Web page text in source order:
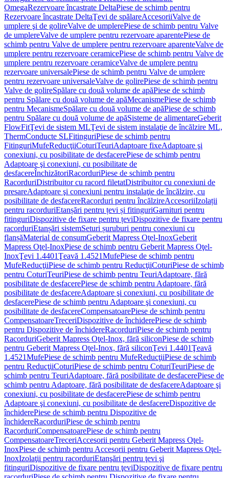
OmegaRezervoare încastrate DeltaPiese de schimb pentru
Rezervoare încastrate DeltaŢevi de spălareAccesoriiValve de
umplere şi de golireValve de umplerePiese de schimb pentru Valve
de umplereValve de umplere pentru rezervoare aparentePiese de
schimb pentru Valve de umplere pentru rezervoare aparenteValve de
umplere pentru rezervoare ceramicePiese de schimb pentru Valve de
umplere pentru rezervoare ceramiceValve de umplere pentru
rezervoare universalePiese de schimb pentru Valve de umplere
pentru rezervoare universaleValve de golirePiese de schimb pentru
Valve de golireSpălare cu două volume de apăPiese de schimb
pentru Spălare cu două volume de apăMecanismePiese de schimb
pentru MecanismeSpălare cu două volume de apăPiese de schimb
pentru Spălare cu două volume de apăSisteme de alimentareGeberit
FlowFitŢevi de sistem MLŢevi de sistem instalaţie de încălzire ML,
ThermConducte SLFitinguriPiese de schimb pentru
FitinguriMufeReducţiiCoturiTeuriAdaptoare fixeAdaptoare şi
conexiuni, cu posibilitate de desfacerePiese de schimb pentru
Adaptoare şi conexiuni, cu posibilitate de
desfacereÎnchizătoriRacorduriPiese de schimb pentru
RacorduriDistribuitor cu racord filetatDistribuitor cu conexiuni de
presareAdaptoare şi conexiuni pentru instalaţie de încălzire, cu
posibilitate de desfacereRacorduri pentru încălzireAccesoriiIzolații
pentru racorduriEtanșări pentru țevi și fitinguriGarnituri pentru
fitinguriDispozitive de fixare pentru țeviDispozitive de fixare pentru
racorduriEtanșări sistemSeturi șuruburi pentru conexiuni cu
flanșăMaterial de consumGeberit Mapress Oţel-InoxGeberit
Mapress Oţel-InoxPiese de schimb pentru Geberit Mapress Oţel-
InoxŢevi 1.4401Ţeavă 1.4521MufePiese de schimb pentru
MufeReducţiiPiese de schimb pentru ReducţiiCoturiPiese de schimb
pentru CoturiTeuriPiese de schimb pentru TeuriAdaptoare, fără
posibilitate de desfacerePiese de schimb pentru Adaptoare, fără
posibilitate de desfacereAdaptoare şi conexiuni, cu posibilitate de
desfacerePiese de schimb pentru Adaptoare şi conexiuni, cu
posibilitate de desfacereCompensatoarePiese de schimb pentru
CompensatoareTreceriDispozitive de închiderePiese de schimb
pentru Dispozitive de închidereRacorduriPiese de schimb pentru
RacorduriGeberit Mapress Oţel-Inox, fără siliconPiese de schimb
pentru Geberit Mapress Oţel-Inox, fără siliconŢevi 1.4401Ţeavă
1.4521MufePiese de schimb pentru MufeReducţiiPiese de schimb
pentru ReducţiiCoturiPiese de schimb pentru CoturiTeuriPiese de
schimb pentru TeuriAdaptoare, fără posibilitate de desfacerePiese de
schimb pentru Adaptoare, fără posibilitate de desfacereAdaptoare şi
conexiuni, cu posibilitate de desfacerePiese de schimb pentru
Adaptoare şi conexiuni, cu posibilitate de desfacereDispozitive de
închiderePiese de schimb pentru Dispozitive de
închidereRacorduriPiese de schimb pentru
RacorduriCompensatoarePiese de schimb pentru
CompensatoareTreceriAccesorii pentru Geberit Mapress Oţel-
InoxPiese de schimb pentru Accesorii pentru Geberit Mapress Oţel-
InoxIzolaţii pentru racorduriEtanşări pentru ţevi şi
fitinguriDispozitive de fixare pentru ţeviDispozitive de fixare pentru